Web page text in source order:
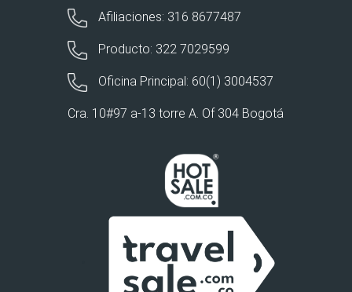
Afiliaciones: 316 8677487
Producto: 322 7029599
Oficina Principal: 60(1) 3004537
Cra. 10#97 a-13 torre A. Of 304 Bogotá